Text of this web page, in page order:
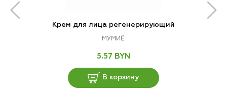
Крем для лица регенерирующий
МУМИЁ
5.57 BYN
В корзину